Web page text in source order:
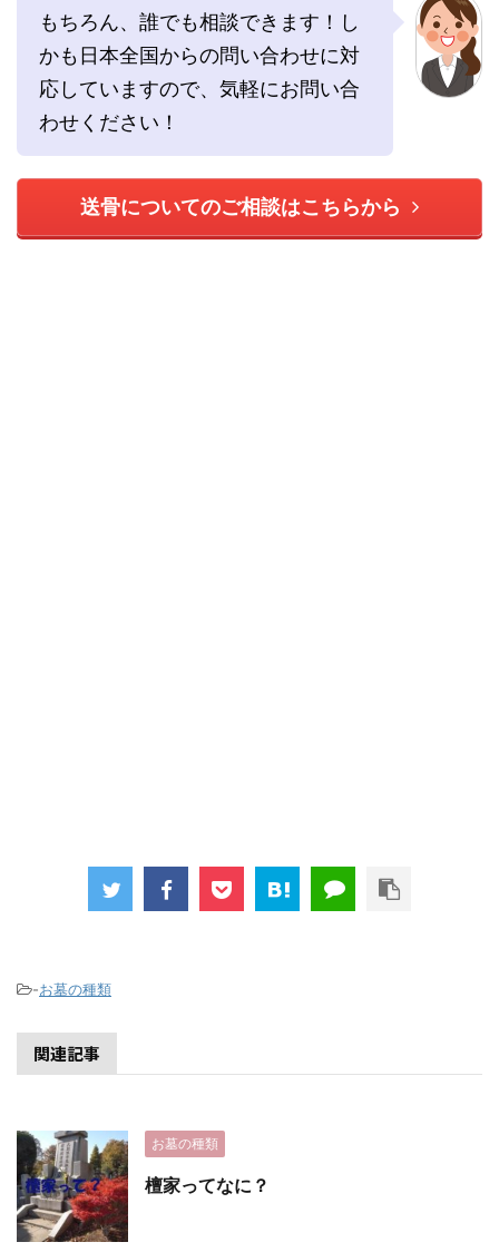
もちろん、誰でも相談できます！し
かも日本全国からの問い合わせに対
応していますので、気軽にお問い合
わせください！
送骨についてのご相談はこちらから
-お墓の種類
関連記事
お墓の種類
檀家ってなに？